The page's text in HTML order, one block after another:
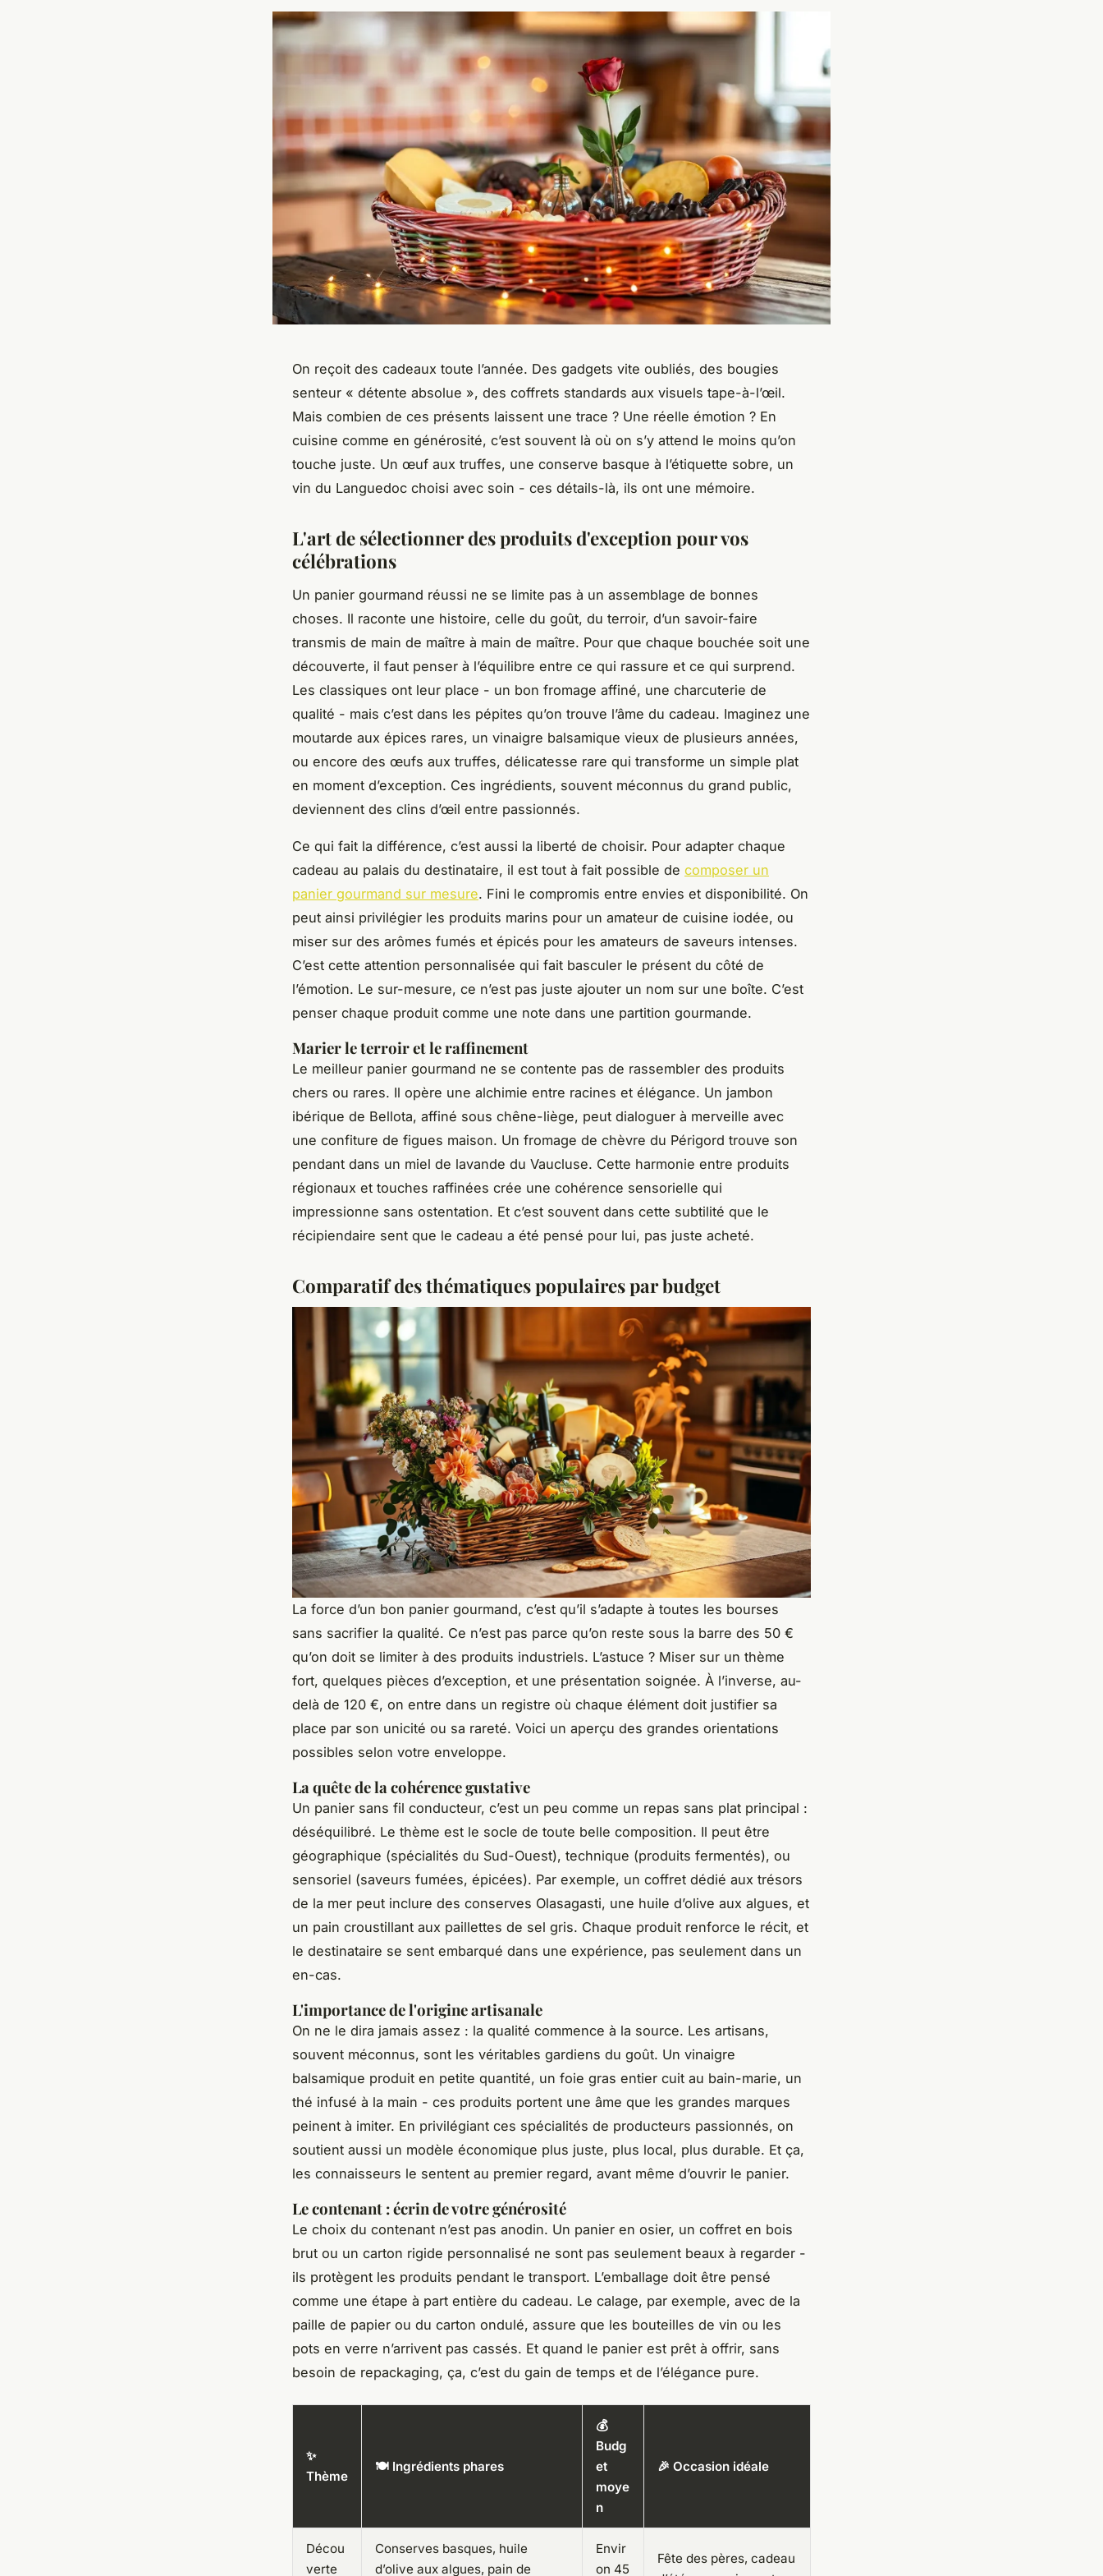
On reçoit des cadeaux toute l’année. Des gadgets vite oubliés, des bougies
senteur « détente absolue », des coffrets standards aux visuels tape-à-l’œil.
Mais combien de ces présents laissent une trace ? Une réelle émotion ? En
cuisine comme en générosité, c’est souvent là où on s’y attend le moins qu’on
touche juste. Un œuf aux truffes, une conserve basque à l’étiquette sobre, un
vin du Languedoc choisi avec soin - ces détails-là, ils ont une mémoire.
L'art de sélectionner des produits d'exception pour vos
célébrations
Un panier gourmand réussi ne se limite pas à un assemblage de bonnes
choses. Il raconte une histoire, celle du goût, du terroir, d’un savoir-faire
transmis de main de maître à main de maître. Pour que chaque bouchée soit une
découverte, il faut penser à l’équilibre entre ce qui rassure et ce qui surprend.
Les classiques ont leur place - un bon fromage affiné, une charcuterie de
qualité - mais c’est dans les pépites qu’on trouve l’âme du cadeau. Imaginez une
moutarde aux épices rares, un vinaigre balsamique vieux de plusieurs années,
ou encore des œufs aux truffes, délicatesse rare qui transforme un simple plat
en moment d’exception. Ces ingrédients, souvent méconnus du grand public,
deviennent des clins d’œil entre passionnés.
Ce qui fait la différence, c’est aussi la liberté de choisir. Pour adapter chaque
cadeau au palais du destinataire, il est tout à fait possible de composer un
panier gourmand sur mesure. Fini le compromis entre envies et disponibilité. On
peut ainsi privilégier les produits marins pour un amateur de cuisine iodée, ou
miser sur des arômes fumés et épicés pour les amateurs de saveurs intenses.
C’est cette attention personnalisée qui fait basculer le présent du côté de
l’émotion. Le sur-mesure, ce n’est pas juste ajouter un nom sur une boîte. C’est
penser chaque produit comme une note dans une partition gourmande.
Marier le terroir et le raffinement
Le meilleur panier gourmand ne se contente pas de rassembler des produits
chers ou rares. Il opère une alchimie entre racines et élégance. Un jambon
ibérique de Bellota, affiné sous chêne-liège, peut dialoguer à merveille avec
une confiture de figues maison. Un fromage de chèvre du Périgord trouve son
pendant dans un miel de lavande du Vaucluse. Cette harmonie entre produits
régionaux et touches raffinées crée une cohérence sensorielle qui
impressionne sans ostentation. Et c’est souvent dans cette subtilité que le
récipiendaire sent que le cadeau a été pensé pour lui, pas juste acheté.
Comparatif des thématiques populaires par budget
La force d’un bon panier gourmand, c’est qu’il s’adapte à toutes les bourses
sans sacrifier la qualité. Ce n’est pas parce qu’on reste sous la barre des 50 €
qu’on doit se limiter à des produits industriels. L’astuce ? Miser sur un thème
fort, quelques pièces d’exception, et une présentation soignée. À l’inverse, au-
delà de 120 €, on entre dans un registre où chaque élément doit justifier sa
place par son unicité ou sa rareté. Voici un aperçu des grandes orientations
possibles selon votre enveloppe.
La quête de la cohérence gustative
Un panier sans fil conducteur, c’est un peu comme un repas sans plat principal :
déséquilibré. Le thème est le socle de toute belle composition. Il peut être
géographique (spécialités du Sud-Ouest), technique (produits fermentés), ou
sensoriel (saveurs fumées, épicées). Par exemple, un coffret dédié aux trésors
de la mer peut inclure des conserves Olasagasti, une huile d’olive aux algues, et
un pain croustillant aux paillettes de sel gris. Chaque produit renforce le récit, et
le destinataire se sent embarqué dans une expérience, pas seulement dans un
en-cas.
L'importance de l'origine artisanale
On ne le dira jamais assez : la qualité commence à la source. Les artisans,
souvent méconnus, sont les véritables gardiens du goût. Un vinaigre
balsamique produit en petite quantité, un foie gras entier cuit au bain-marie, un
thé infusé à la main - ces produits portent une âme que les grandes marques
peinent à imiter. En privilégiant ces spécialités de producteurs passionnés, on
soutient aussi un modèle économique plus juste, plus local, plus durable. Et ça,
les connaisseurs le sentent au premier regard, avant même d’ouvrir le panier.
Le contenant : écrin de votre générosité
Le choix du contenant n’est pas anodin. Un panier en osier, un coffret en bois
brut ou un carton rigide personnalisé ne sont pas seulement beaux à regarder -
ils protègent les produits pendant le transport. L’emballage doit être pensé
comme une étape à part entière du cadeau. Le calage, par exemple, avec de la
paille de papier ou du carton ondulé, assure que les bouteilles de vin ou les
pots en verre n’arrivent pas cassés. Et quand le panier est prêt à offrir, sans
besoin de repackaging, ça, c’est du gain de temps et de l’élégance pure.
✨
Thème
🍽️ Ingrédients phares
💰
Budg
et
moye
n
🎉 Occasion idéale
Décou
verte
Conserves basques, huile
d’olive aux algues, pain de
Envir
on 45
Fête des pères, cadeau